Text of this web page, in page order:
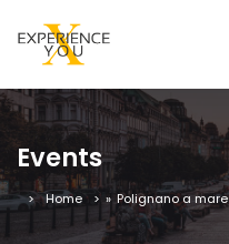
Events
Home » Polignano a mare